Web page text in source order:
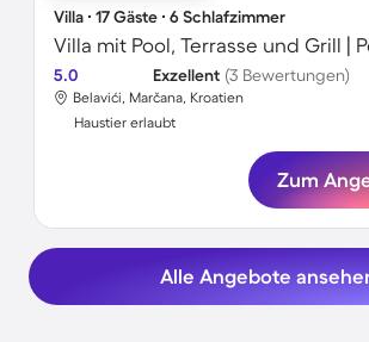
Villa ∙ 17 Gäste ∙ 6 Schlafzimmer
5.0 Exzellent (3 Bewertungen)
Belavići, Marčana, Kroatien
Haustier erlaubt
Zum
Alle Angebote